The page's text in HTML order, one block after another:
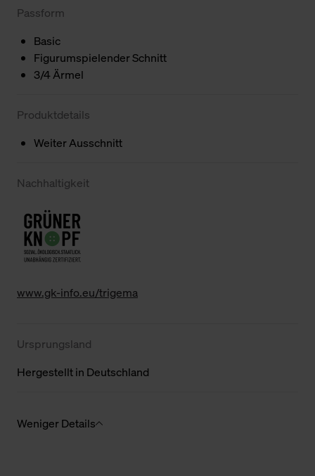
Passform
Basic
Figurumspielender Schnitt
3/4 Ärmel
Produktdetails
Weiter Ausschnitt
Nachhaltigkeit
www.gk-info.eu/trigema
Ursprungsland
Hergestellt in Deutschland
Weniger Details